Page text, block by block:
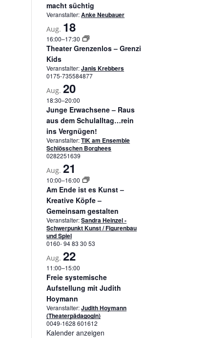
macht süchtig
Veranstalter:Anke Neubauer
Aug. 18
16:00–17:30
Theater Grenzenlos – Grenzi
Kids
Veranstalter:Janis Krebbers
0175-735584877
Aug.20
18:30–20:00
Junge Erwachsene – Raus
aus dem Schulalltag…rein
ins Vergnügen!
Veranstalter:TIK am Ensemble
Schlösschen Borghees
0282251639
Aug.21
10:00–16:00
Am Ende ist es Kunst –
Kreative Köpfe –
Gemeinsam gestalten
Veranstalter:Sandra Heinzel -
Schwerpunkt Kunst / Figurenbau
und Spiel
0160- 94 83 30 53
Aug.22
11:00–15:00
Freie systemische
Aufstellung mit Judith
Hoymann
Veranstalter:Judith Hoymann
(Theaterpädagogin)
0049-1628 601612
Kalender anzeigen